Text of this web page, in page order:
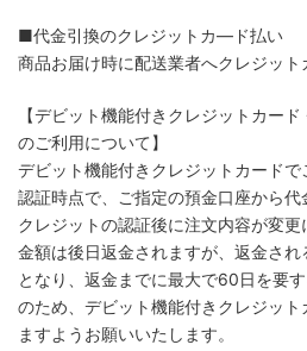
■代金引換のクレジットカ―ド払い
商品お届け時に配送業者へクレジット
【デビット機能付きクレジットカード
のご利用について】
デビット機能付きクレジットカード
認証時点で、ご指定の預金口座から代
クレジットの認証後に注文内容が変
金額は後日返金されますが、返金さ
となり、返金までに最大で60日を要
のため、デビット機能付きクレジッ
ますようお願いいたします。